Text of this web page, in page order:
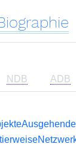
NDB ADB